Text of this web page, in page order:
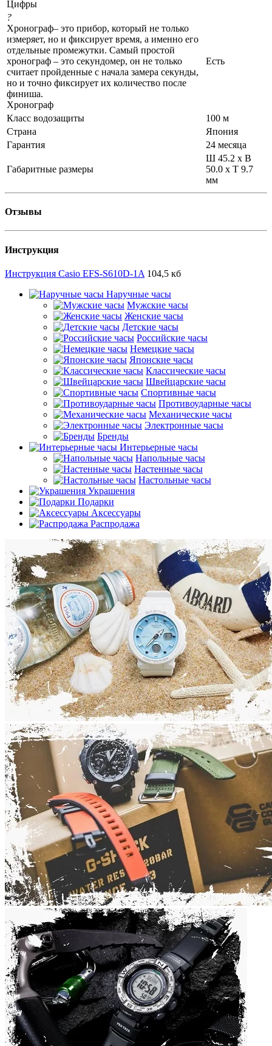
Цифры
?
Хронограф– это прибор, который не только
измеряет, но и фиксирует время, а именно его
отдельные промежутки. Самый простой
хронограф – это секундомер, он не только
считает пройденные с начала замера секунды,
но и точно фиксирует их количество после
финиша.
Хронограф
Есть
Класс водозащиты
100 м
Страна
Япония
Гарантия
24 месяца
Габаритные размеры
Ш 45.2 x В
50.0 x Т 9.7
мм
Отзывы
Инструкция
Инструкция Casio EFS-S610D-1A 104,5 кб
Наручные часы
Мужские часы
Женские часы
Детские часы
Российские часы
Немецкие часы
Японские часы
Классические часы
Швейцарские часы
Спортивные часы
Противоударные часы
Механические часы
Электронные часы
Бренды
Интерьерные часы
Напольные часы
Настенные часы
Настольные часы
Украшения
Подарки
Аксессуары
Распродажа